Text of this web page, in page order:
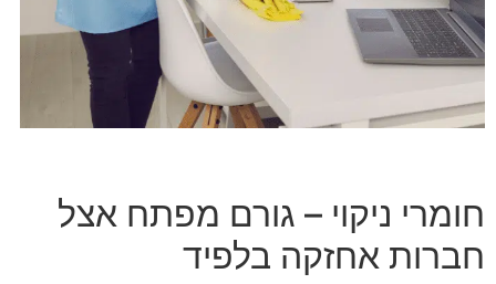
חומרי ניקוי – גורם מפתח אצל
חברות אחזקה בלפיד